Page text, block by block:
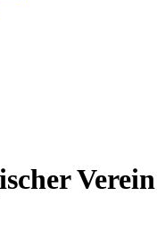
Verein